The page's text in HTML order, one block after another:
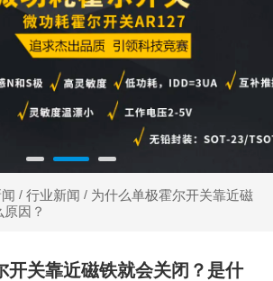
/ 行业新闻 / 为什么单极霍尔开关靠近磁
因？
开关靠近磁铁就会关闭？是什